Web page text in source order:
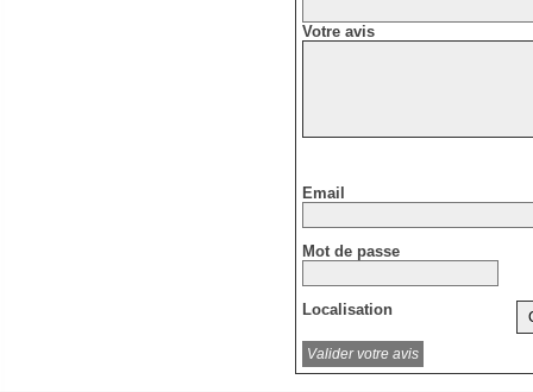
Votre avis
Email
Mot de passe
Localisation